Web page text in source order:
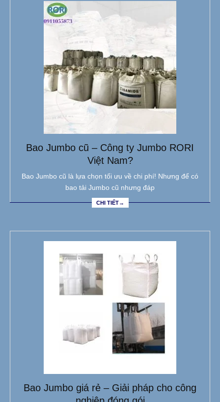
Bao Jumbo cũ – Công ty Jumbo RORI
Việt Nam?
Bao Jumbo cũ là lựa chọn tối ưu về chi phí! Nhưng để có
bao tải Jumbo cũ nhưng đáp
CHI TIẾT→
Bao Jumbo giá rẻ – Giải pháp cho công